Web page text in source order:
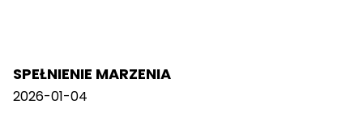
SPEŁNIENIE MARZENIA
2026-01-04